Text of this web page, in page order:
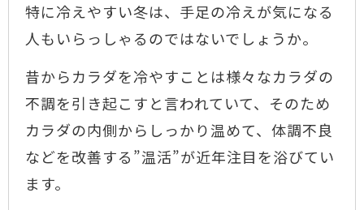
特に冷えやすい冬は、手足の冷えが気になる
人もいらっしゃるのではないでしょうか。
昔からカラダを冷やすことは様々なカラダの
不調を引き起こすと言われていて、そのため
カラダの内側からしっかり温めて、体調不良
などを改善する”温活”が近年注目を浴びてい
ます。